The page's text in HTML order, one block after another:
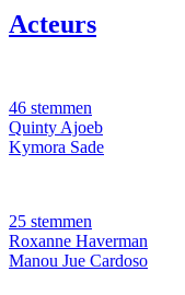
Acteurs
46 stemmen
Quinty Ajoeb
Kymora Sade
25 stemmen
Roxanne Haverman
Manou Jue Cardoso